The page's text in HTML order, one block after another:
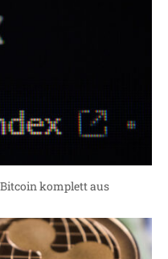
komplett aus